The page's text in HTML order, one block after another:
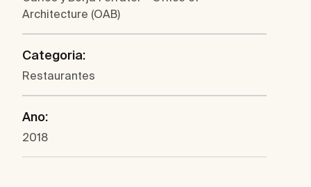
Architecture (OAB)
Categoria:
Restaurantes
Ano:
2018